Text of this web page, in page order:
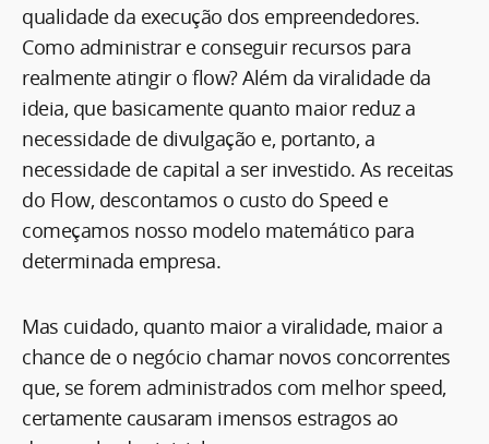
qualidade da execução dos empreendedores.
Como administrar e conseguir recursos para
realmente atingir o flow? Além da viralidade da
ideia, que basicamente quanto maior reduz a
necessidade de divulgação e, portanto, a
necessidade de capital a ser investido. As receitas
do Flow, descontamos o custo do Speed e
começamos nosso modelo matemático para
determinada empresa.
Mas cuidado, quanto maior a viralidade, maior a
chance de o negócio chamar novos concorrentes
que, se forem administrados com melhor speed,
certamente causaram imensos estragos ao